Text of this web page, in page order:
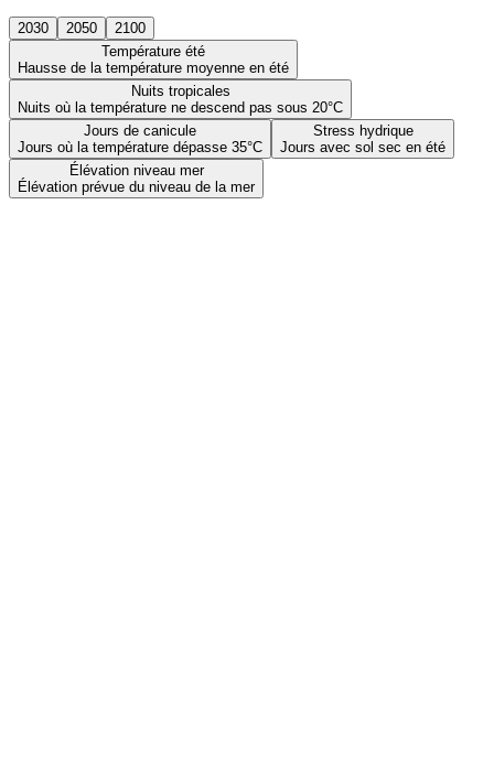
2030 2050
2100
Température été
Hausse de la température moyenne en été
Nuits tropicales
Nuits où la température ne descend pas sous 20°C
Jours de canicule
Jours où la température dépasse 35°C
Stress hydrique
Jours avec sol sec en été
Élévation niveau mer
Élévation prévue du niveau de la mer